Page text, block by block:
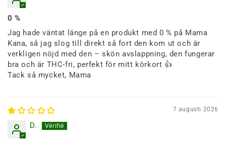
0 %
Jag hade väntat länge på en produkt med 0 % på Mama
Kana, så jag slog till direkt så fort den kom ut och är
verkligen nöjd med den – skön avslappning, den fungerar
bra och är THC-fri, perfekt för mitt körkort 👍
Tack så mycket, Mama
7 augusti 2026
D.